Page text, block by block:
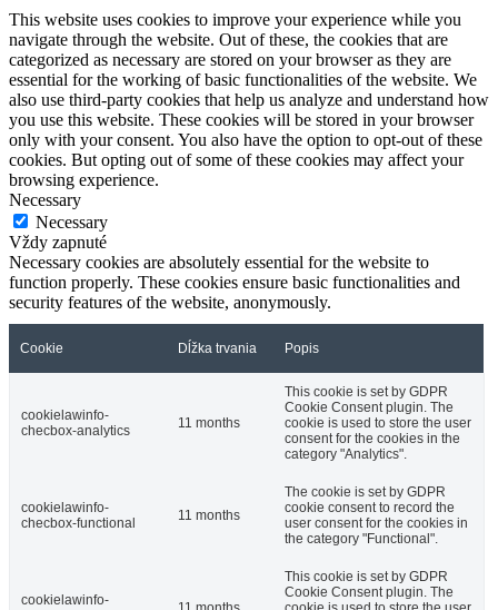
This website uses cookies to improve your experience while you
navigate through the website. Out of these, the cookies that are
categorized as necessary are stored on your browser as they are
essential for the working of basic functionalities of the website. We
also use third-party cookies that help us analyze and understand how
you use this website. These cookies will be stored in your browser
only with your consent. You also have the option to opt-out of these
cookies. But opting out of some of these cookies may affect your
browsing experience.
Necessary
Necessary
Vždy zapnuté
Necessary cookies are absolutely essential for the website to
function properly. These cookies ensure basic functionalities and
security features of the website, anonymously.
Cookie Dĺžka trvania Popis
cookielawinfo-
checbox-analytics
11 months
This cookie is set by GDPR
Cookie Consent plugin. The
cookie is used to store the user
consent for the cookies in the
category "Analytics".
cookielawinfo-
checbox-functional
11 months
The cookie is set by GDPR
cookie consent to record the
user consent for the cookies in
the category "Functional".
cookielawinfo-
This cookie is set by GDPR
Cookie Consent plugin. The